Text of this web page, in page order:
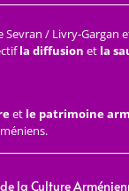
Sevran / Livry-Gargan
la diffusion et la
et le patrimoine
la Culture